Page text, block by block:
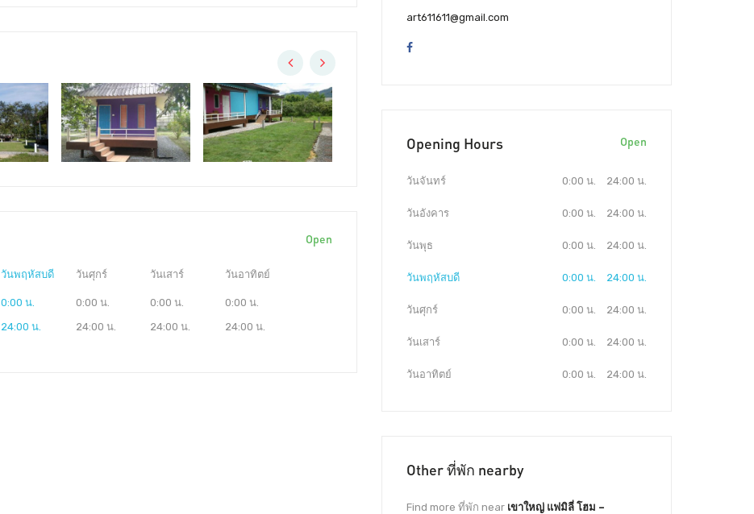
Open
วันพฤหัสบดี
0:00 น.
24:00 น.
วันศุกร์
0:00 น.
24:00 น.
วันเสาร์
0:00 น.
24:00 น.
วันอาทิตย์
0:00 น.
24:00 น.
art611611@gmail.com
Opening Hours Open
วันจันทร์ 0:00 น. 24:00 น.
วันอังคาร 0:00 น. 24:00 น.
วันพุธ 0:00 น. 24:00 น.
วันพฤหัสบดี 0:00 น. 24:00 น.
วันศุกร์ 0:00 น. 24:00 น.
วันเสาร์ 0:00 น. 24:00 น.
วันอาทิตย์ 0:00 น. 24:00 น.
Other ที่พัก nearby
Find more ที่พัก near เขาใหญ่ แฟมิลี่ โฮม –